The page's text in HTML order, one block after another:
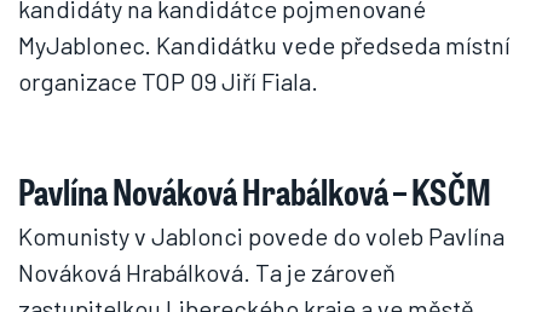
kandidáty na kandidátce pojmenované
MyJablonec. Kandidátku vede předseda místní
organizace TOP 09 Jiří Fiala.
Pavlína Nováková Hrabálková – KSČM
Komunisty v Jablonci povede do voleb Pavlína
Nováková Hrabálková. Ta je zároveň